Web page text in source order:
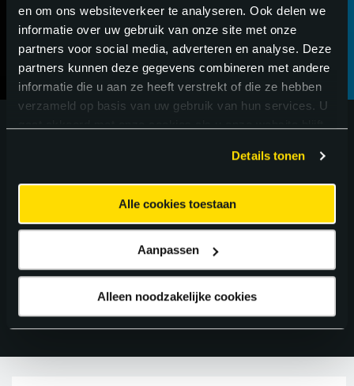
en om ons websiteverkeer te analyseren. Ook delen we
informatie over uw gebruik van onze site met onze
partners voor social media, adverteren en analyse. Deze
partners kunnen deze gegevens combineren met andere
informatie die u aan ze heeft verstrekt of die ze hebben
verzameld op basis van uw gebruik van hun services. U
Details tonen
Alle cookies toestaan
Aanpassen
Alleen noodzakelijke cookies
ZOEK IN 274
VACATURES
FILTER 274 RESULTATEN